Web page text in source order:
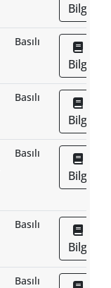
Bilgi
Basılı
Bilgi
Basılı
Bilgi
Basılı
Bilgi
Basılı
Bilgi
Basılı